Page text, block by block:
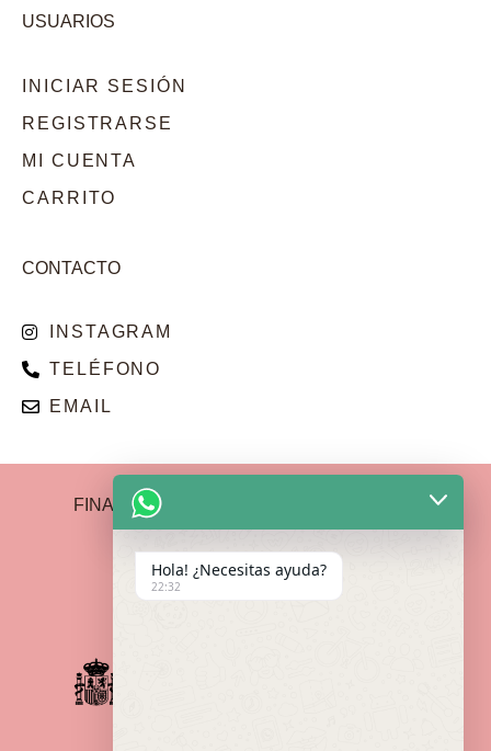
USUARIOS
INICIAR SESIÓN
REGISTRARSE
MI CUENTA
CARRITO
CONTACTO
INSTAGRAM
TELÉFONO
EMAIL
FINANCIADO POR LA UNIÓN EUROPEA –
NEXTGENERATIONEU
Hola! ¿Necesitas ayuda?
22:32